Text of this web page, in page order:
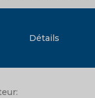
Détails